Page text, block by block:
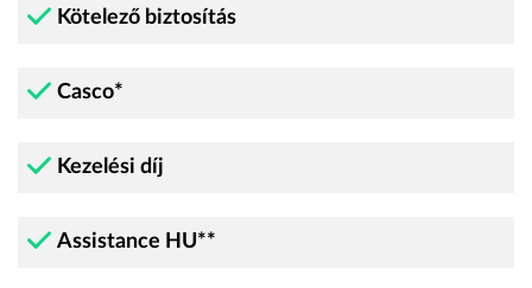
Kötelező biztosítás
Casco*
Kezelési díj
Assistance HU**